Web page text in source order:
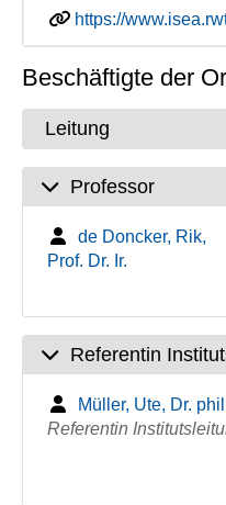
https://
Beschäftigte der
Leitung
Professor
de Doncker, Rik,
Prof. Dr. Ir.
Referentin
Müller, Ute, Dr.
Referentin